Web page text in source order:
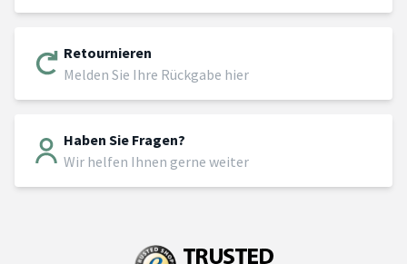
Retournieren
Melden Sie Ihre Rückgabe hier
Haben Sie Fragen?
Wir helfen Ihnen gerne weiter